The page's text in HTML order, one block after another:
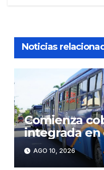
Noticias
Comienza
integrada en
Febrero:
lunes
AGO 10, 2026